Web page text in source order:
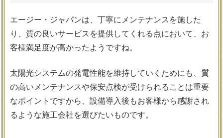
エージー・ジャパンは、丁寧にメンテナンスを施した
り、質の良いサービスを提供してくれる点において、お
客様満足度が高かったようですね。
太陽光システムの発電性能を維持していくためにも、質
の高いメンテナンスや保安点検が受けられることは重要
なポイントですから、設備導入後もお客様から感謝され
るような施工会社を選びたいものです。